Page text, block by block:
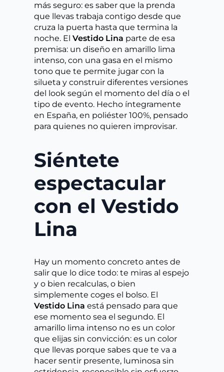
más seguro: es saber que la prenda
que llevas trabaja contigo desde que
cruza la puerta hasta que termina la
noche. El Vestido Lina parte de esa
premisa: un diseño en amarillo lima
intenso, con una gasa en el mismo
tono que te permite jugar con la
silueta y construir diferentes versiones
del look según el momento del día o el
tipo de evento. Hecho íntegramente
en España, en poliéster 100%, pensado
para quienes no quieren improvisar.
Siéntete
espectacular
con el Vestido
Lina
Hay un momento concreto antes de
salir que lo dice todo: te miras al espejo
y o bien recalculas, o bien
simplemente coges el bolso. El
Vestido Lina está pensado para que
ese momento sea el segundo. El
amarillo lima intenso no es un color
que elijas sin convicción: es un color
que llevas porque sabes que te va a
hacer sentir presente, luminosa sin